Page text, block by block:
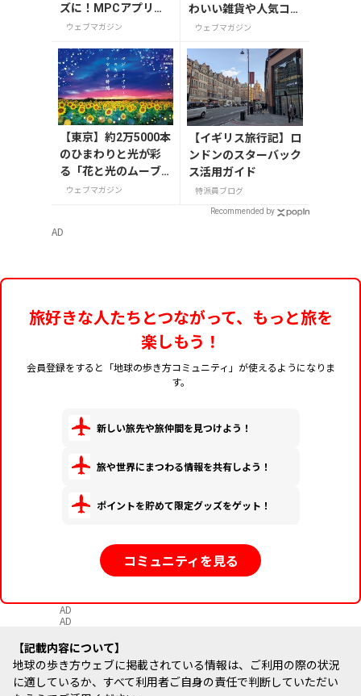
ズに！MPCアプリの
登録方法や使い方を
ウェブマガジン
わいい雑貨や人気コス
メを紹介
ウェブマガジン
【東京】約2万5000本
のひまわりと光が彩
る「花と光のムーブ
メント」が葛西臨海
ウェブマガジン
【イギリス旅行記】ロ
ンドンのスターバック
ス活用ガイド
特派員ブログ
Recommended by
AD
旅好きな人たちとつながって、もっと旅を
楽しもう！
会員登録をすると「地球の歩き方コミュニティ」が使えるようになりま
す。
新しい旅先や旅仲間を見つけよう！
旅や世界にまつわる情報を共有しよう！
ポイントを貯めて限定グッズをゲット！
コミュニティを見る
AD
AD
記載内容について
地球の歩き方ウェブに掲載されている情報は、ご利用の際の状況
に適しているか、すべて利用者ご自身の責任で判断していただい